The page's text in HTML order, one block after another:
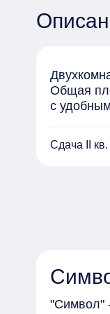
Общая
с
Сдача II
"Символ"